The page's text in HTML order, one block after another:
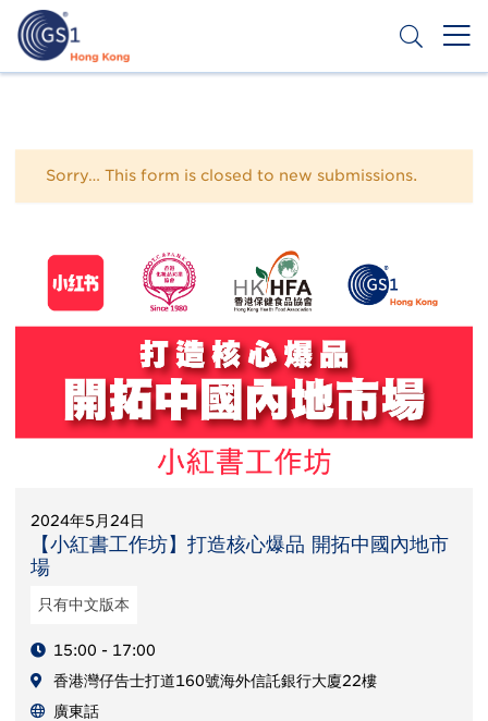
內
Second
Menu
狀
訊
息
Sorry… This form is closed to new submissions.
2024年5月24日
【小紅書工作坊】打造核心爆品 開拓中國內地市
場
只有中文版本
15:00 - 17:00
香港灣仔告士打道160號海外信託銀行大廈22樓
廣東話